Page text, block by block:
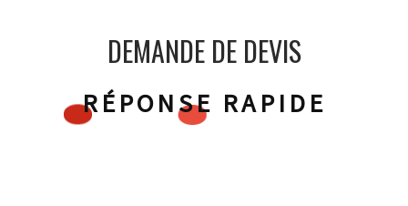
DEMANDE DE DEVIS
RÉPONSE RAPIDE